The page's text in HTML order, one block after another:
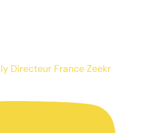
Directeur France Zeekr